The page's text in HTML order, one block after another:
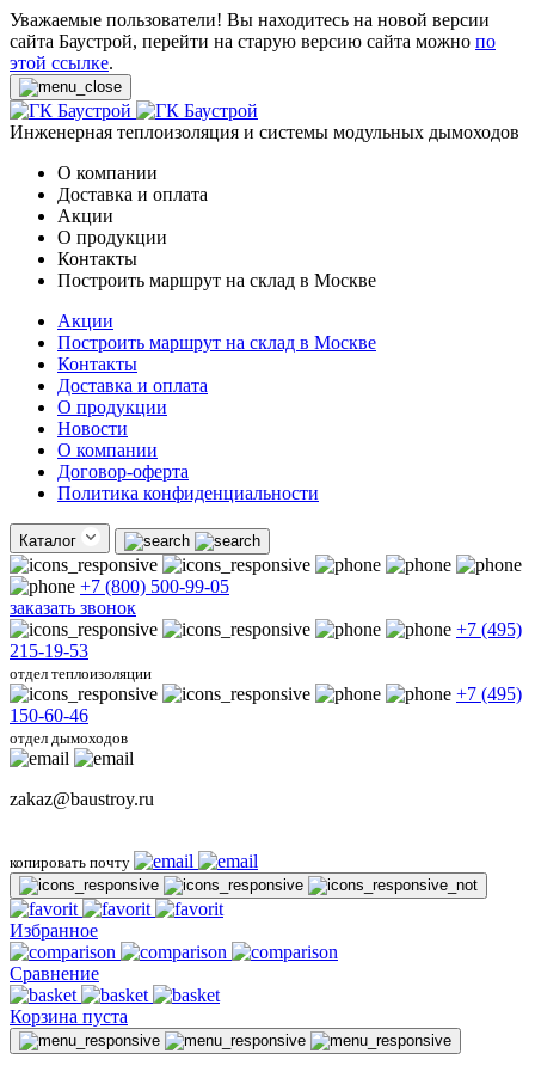
Уважаемые пользователи! Вы находитесь на новой версии
сайта Баустрой, перейти на старую версию сайта можно по
этой ссылке.
Инженерная теплоизоляция и системы модульных дымоходов
О компании
Доставка и оплата
Акции
О продукции
Контакты
Построить маршрут на склад в Москве
Акции
Построить маршрут на склад в Москве
Контакты
Доставка и оплата
О продукции
Новости
О компании
Договор-оферта
Политика конфиденциальности
Каталог
+7 (800) 500-99-05
заказать звонок
+7 (495)
215-19-53
отдел теплоизоляции
+7 (495)
150-60-46
отдел дымоходов
zakaz@baustroy.ru
копировать почту
Избранное
Сравнение
Корзина пуста